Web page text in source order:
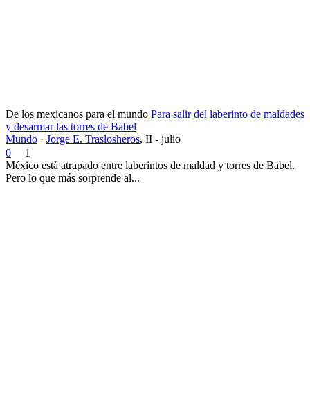
De los mexicanos para el mundo Para salir del laberinto de maldades
y desarmar las torres de Babel
Mundo · Jorge E. Traslosheros, II - julio
0
1
México está atrapado entre laberintos de maldad y torres de Babel.
Pero lo que más sorprende al...